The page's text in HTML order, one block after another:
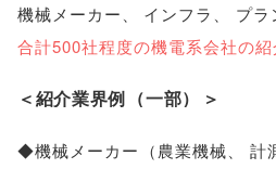
機械メーカー インフラ プラ
合計500社程度の機電系会社の
＜紹介業界例 （一部） ＞
◆機械メーカー （農業機械 計